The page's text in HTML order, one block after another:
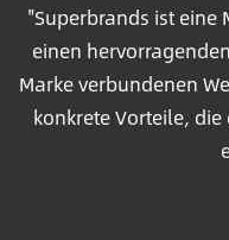
"Superbrands ist eine
einen
Marke verbundenen
konkrete Vorteile,